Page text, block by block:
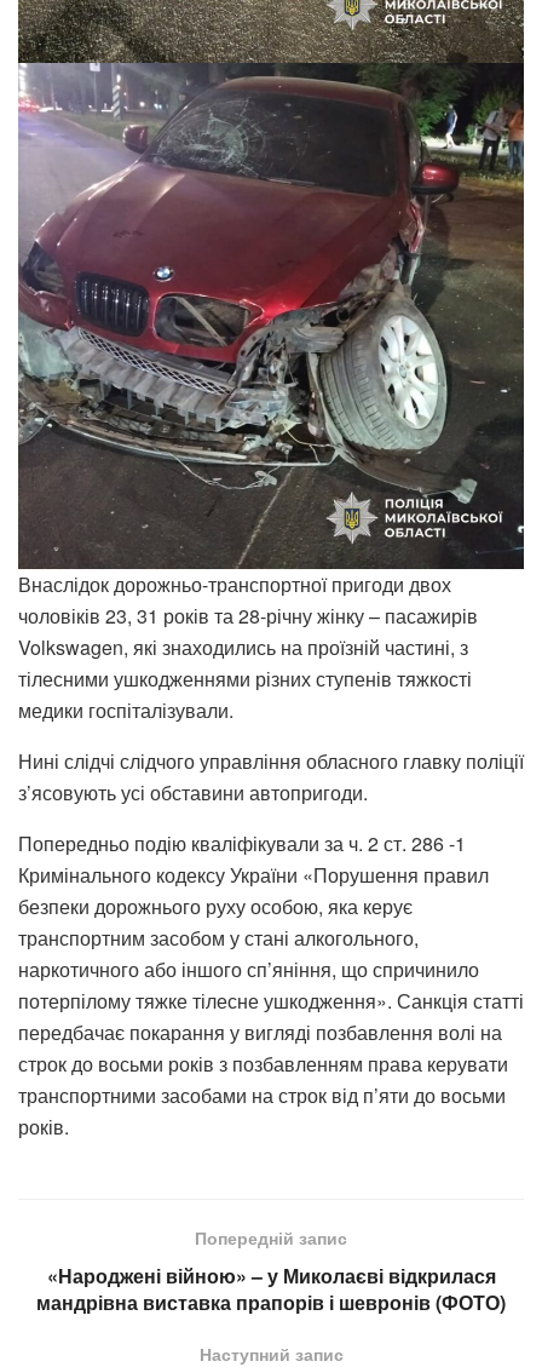
Внаслідок дорожньо-транспортної пригоди двох
чоловіків 23, 31 років та 28-річну жінку – пасажирів
Volkswagen, які знаходились на проїзній частині, з
тілесними ушкодженнями різних ступенів тяжкості
медики госпіталізували.
Нині слідчі слідчого управління обласного главку поліції
з’ясовують усі обставини автопригоди.
Попередньо подію кваліфікували за ч. 2 ст. 286 -1
Кримінального кодексу України «Порушення правил
безпеки дорожнього руху особою, яка керує
транспортним засобом у стані алкогольного,
наркотичного або іншого сп’яніння, що спричинило
потерпілому тяжке тілесне ушкодження». Санкція статті
передбачає покарання у вигляді позбавлення волі на
строк до восьми років з позбавленням права керувати
транспортними засобами на строк від п’яти до восьми
років.
Попередній запис
«Народжені війною» – у Миколаєві відкрилася
мандрівна виставка прапорів і шевронів (ФОТО)
Наступний запис